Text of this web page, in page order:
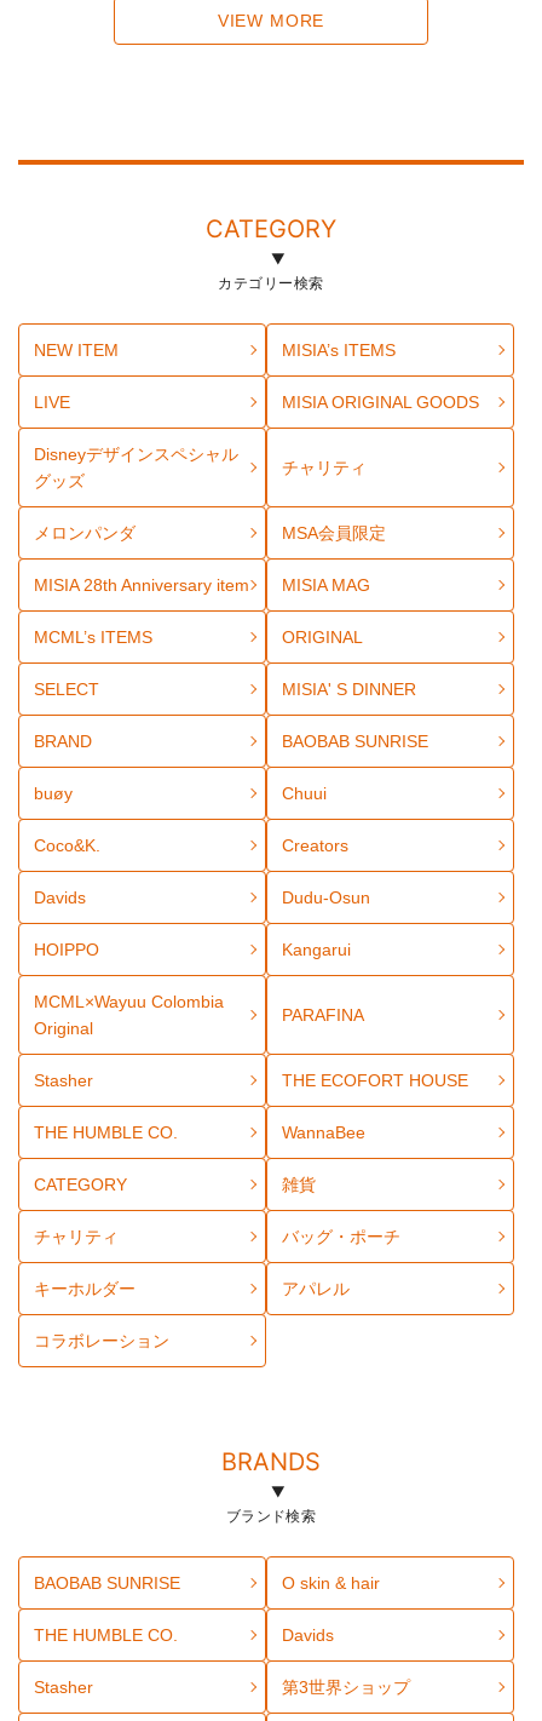
VIEW MORE
CATEGORY
カテゴリー検索
NEW ITEM MISIA’s ITEMS
LIVE MISIA ORIGINAL GOODS
Disneyデザインスペシャル
グッズ
チャリティ
メロンパンダ MSA会員限定
MISIA 28th Anniversary item MISIA MAG
MCML’s ITEMS ORIGINAL
SELECT MISIA' S DINNER
BRAND BAOBAB SUNRISE
buøy Chuui
Coco&K. Creators
Davids Dudu-Osun
HOIPPO Kangarui
MCML×Wayuu Colombia
Original
PARAFINA
Stasher THE ECOFORT HOUSE
THE HUMBLE CO. WannaBee
CATEGORY 雑貨
チャリティ バッグ・ポーチ
キーホルダー アパレル
コラボレーション
BRANDS
ブランド検索
BAOBAB SUNRISE O skin & hair
THE HUMBLE CO. Davids
Stasher 第3世界ショップ